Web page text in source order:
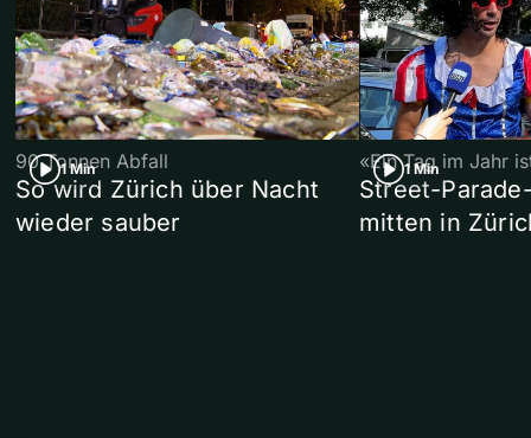
1 Min
90 Tonnen Abfall
So wird Zürich über Nacht
wieder sauber
1 Min
«Ein Tag im Jahr
Street-
mitten in